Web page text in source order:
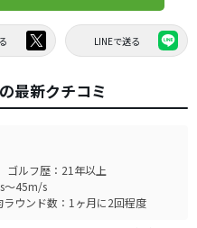
LINEで送る
最新クチコミ
ゴルフ歴：21年以上
～45m/s
ラウンド数：1ヶ月に2回程度